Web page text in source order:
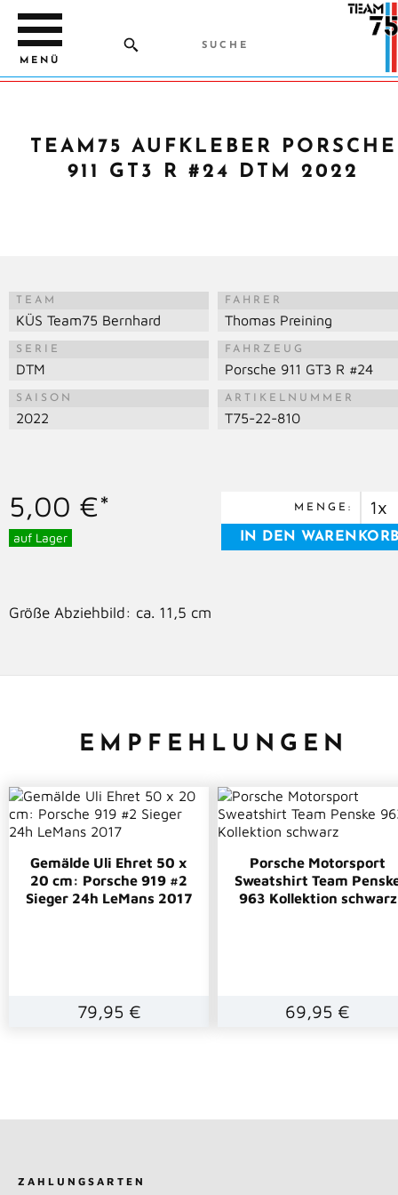
MENÜ
TEAM75 AUFKLEBER PORSCHE
911 GT3 R #24 DTM 2022
TEAM
KÜS Team75 Bernhard
FAHRER
Thomas Preining
SERIE
DTM
FAHRZEUG
Porsche 911 GT3 R #24
SAISON
2022
ARTIKELNUMMER
T75-22-810
5,00 €*
auf Lager
MENGE:
Größe Abziehbild: ca. 11,5 cm
EMPFEHLUNGEN
Gemälde Uli Ehret 50 x
20 cm: Porsche 919 #2
Sieger 24h LeMans 2017
79,95 €
Porsche Motorsport
Sweatshirt Team
963 Kollektion schwarz
69,95 €
ZAHLUNGSARTEN